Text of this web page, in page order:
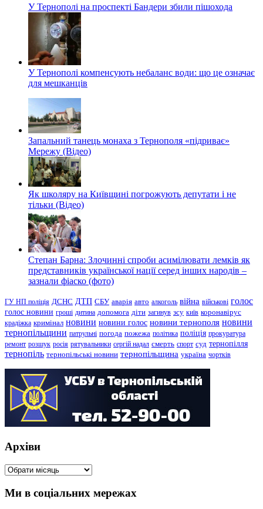
У Тернополі на проспекті Бандери збили пішохода
У Тернополі компенсують небаланс води: що це означає
для мешканців
Запальний танець монаха з Тернополя «підриває»
Мережу (Відео)
Як школяру на Київщині погрожують депутати і не
тільки (Відео)
Степан Барна: Злочинні спроби асимілювати лемків як
представників української нації серед інших народів –
зазнали фіаско (фото)
ГУ НП поліція ДСНС ДТП СБУ аварія авто алкоголь війна військові голос
голос новини гроші дитина допомога діти загинув зсу київ коронавірус
крадіжка кримінал новини новини голос новини тернополя новини
тернопільщини патрульні погода пожежа політика поліція прокуратура
ремонт розшук росія рятувальники сергій надал смерть спорт суд тернопілля
тернопіль тернопільські новини тернопільщина україна чортків
Архіви
Архіви
Ми в соціальних мережах